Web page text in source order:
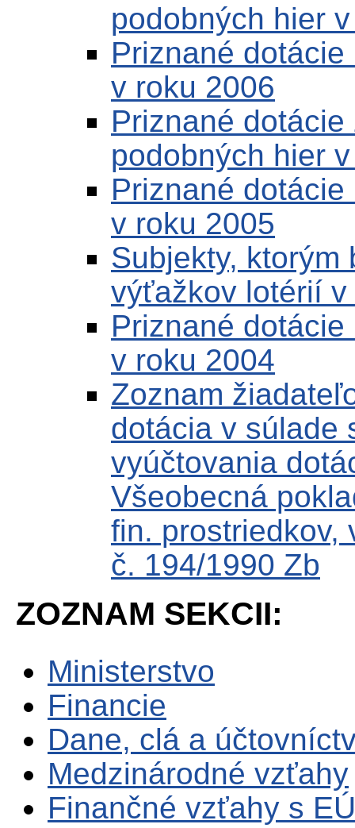
podobných hier
Priznané
v roku 2006
Priznané
podobných hier
Priznané
v roku 2005
Subjekty, ktorým
výťažkov lotérií v
Priznané
v roku 2004
Zoznam
dotácia v súlade
vyúčtovania
Všeobecná
fin. prostriedkov,
č. 194/1990 Zb
ZOZNAM SEKCII:
Ministerstvo
Financie
Dane, clá a
Medzinárodné vzťahy
Finančné vzťahy s EÚ